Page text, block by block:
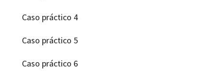
Caso práctico 4
Caso práctico 5
Caso práctico 6